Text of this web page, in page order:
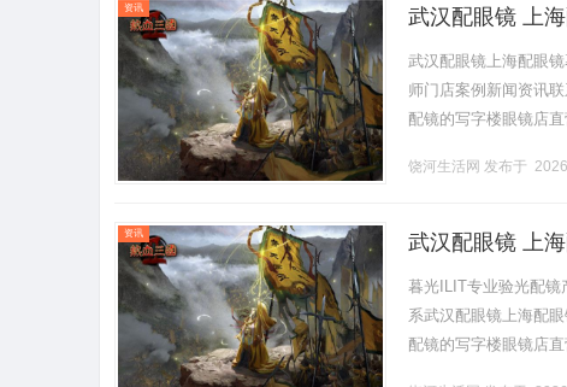
资讯 武汉配眼镜 上
武汉配眼镜上海配眼
师门店案例新闻资讯
配镜的写字楼眼镜店
饶河生活网 发布于
资讯 武汉配眼镜 上
暮光ILIT专业验光配镜
系武汉配眼镜上海配
配镜的写字楼眼镜店